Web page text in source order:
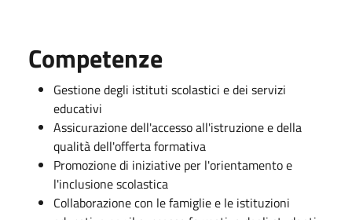
Competenze
Gestione degli istituti scolastici e dei servizi
educativi
Assicurazione dell'accesso all'istruzione e della
qualità dell'offerta formativa
Promozione di iniziative per l'orientamento e
l'inclusione scolastica
Collaborazione con le famiglie e le istituzioni